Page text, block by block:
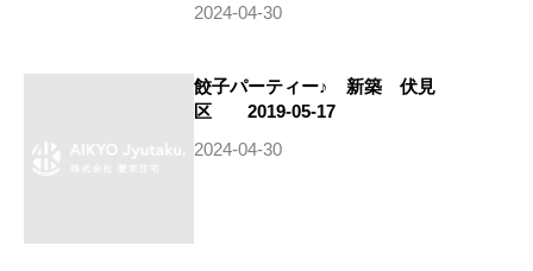
2024-04-30
餃子パーティー♪ 新築 伏見
区 2019-05-17
2024-04-30